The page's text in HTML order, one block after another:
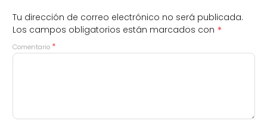
Tu dirección de correo electrónico no será publicada.
Los campos obligatorios están marcados con *
Comentario *